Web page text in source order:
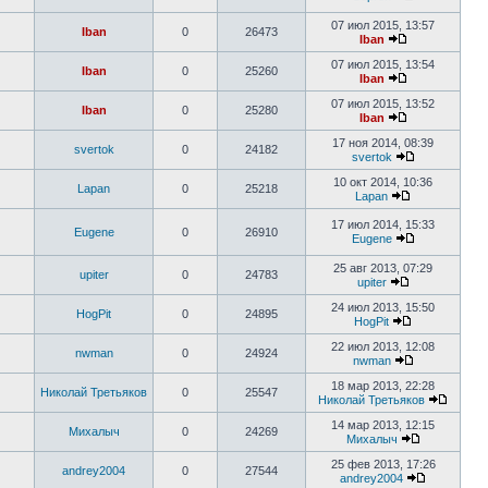
Iban 0 26473
07 июл 2015, 13:57
Iban
Iban 0 25260
07 июл 2015, 13:54
Iban
Iban 0 25280
07 июл 2015, 13:52
Iban
svertok 0 24182
17 ноя 2014, 08:39
svertok
Lapan 0 25218
10 окт 2014, 10:36
Lapan
Eugene 0 26910
17 июл 2014, 15:33
Eugene
upiter 0 24783
25 авг 2013, 07:29
upiter
HogPit 0 24895
24 июл 2013, 15:50
HogPit
nwman 0 24924
22 июл 2013, 12:08
nwman
Николай Третьяков 0 25547
18 мар 2013, 22:28
Николай Третьяков
Михалыч 0 24269
14 мар 2013, 12:15
Михалыч
andrey2004 0 27544
25 фев 2013, 17:26
andrey2004